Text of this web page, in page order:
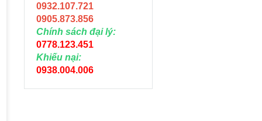
0932.107.721
0905.873.856
Chính sách đại lý:
0778.123.451
Khiếu nại:
0938.004.006